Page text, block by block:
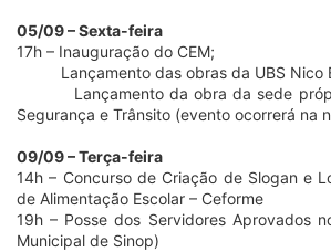
05/09 – Sexta-feira
17h – Inauguração do CEM;
Lançamento das obras da UBS Nico
Lançamento da obra da sede
Segurança e Trânsito (evento ocorrerá na
09/09 – Terça-feira
14h – Concurso de Criação de Slogan e
de Alimentação Escolar – Ceforme
19h – Posse dos Servidores Aprovados
Municipal de Sinop)